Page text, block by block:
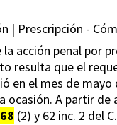
| Prescripción -
acción penal por
resulta que el
en el mes de
ocasión. A partir
(2) y 62 inc. 2 del